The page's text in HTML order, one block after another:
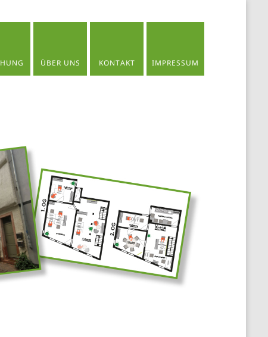
ÜBER UNS KONTAKT IMPRESSUM